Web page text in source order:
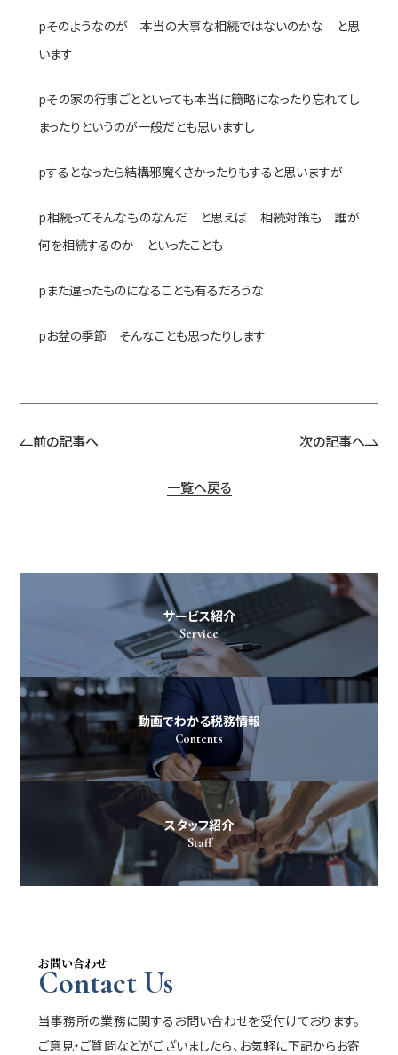
pそのようなのが 本当の大事な相続ではないのかな と思
います
pその家の行事ごとといっても本当に簡略になったり忘れてし
まったりというのが一般だとも思いますし
pするとなったら結構邪魔くさかったりもすると思いますが
p相続ってそんなものなんだ と思えば 相続対策も 誰が
何を相続するのか といったことも
pまた違ったものになることも有るだろうな
pお盆の季節 そんなことも思ったりします
前の記事へ 次の記事へ
一覧へ戻る
サービス紹介
Service
動画でわかる税務情報
Contents
スタッフ紹介
Staff
お問い合わせ
Contact Us
当事務所の業務に関するお問い合わせを受付けております。
ご意見・ご質問などがございましたら、お気軽に下記からお寄